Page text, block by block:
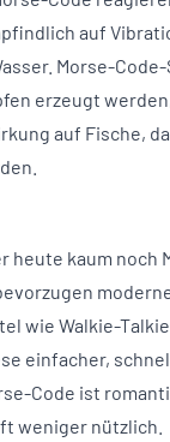
auf
Morse-
erzeugt
auf Fische,
heute kaum noch
wie Walkie-
einfacher,
Code ist
weniger nützlich.